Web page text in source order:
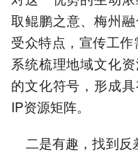
取鲲鹏之意、梅州
受众特点，宣传工作
系统梳理地域文化
的文化符号，形成
IP资源矩阵。
二是有趣，找到反